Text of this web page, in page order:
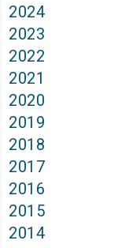
2024
2023
2022
2021
2020
2019
2018
2017
2016
2015
2014